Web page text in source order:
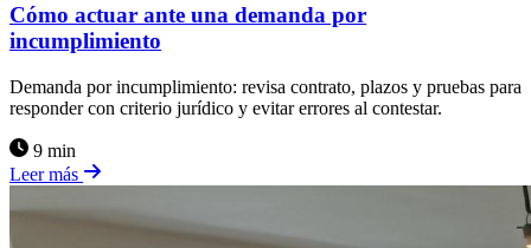
Cómo actuar ante una demanda por
incumplimiento
Demanda por incumplimiento: revisa contrato, plazos y pruebas para
responder con criterio jurídico y evitar errores al contestar.
9 min
Leer más